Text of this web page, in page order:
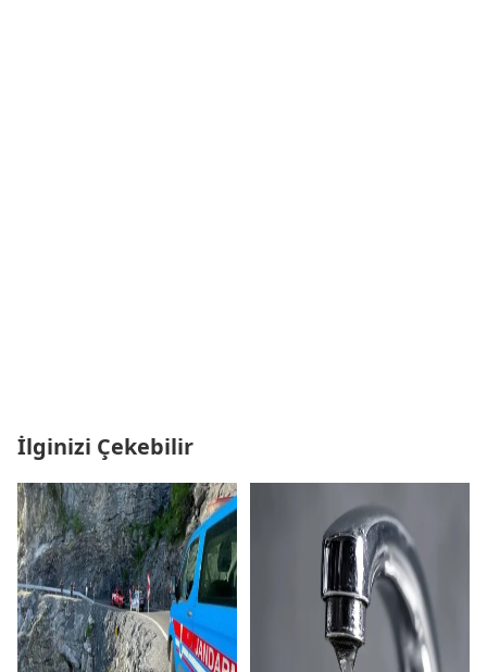
İlginizi Çekebilir